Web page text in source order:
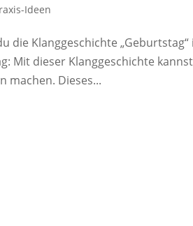
Ideen
die Klanggeschichte
Mit dieser Klanggeschichte
machen. Dieses...